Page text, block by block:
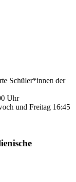
Schüler*innen der
Uhr
und Freitag 16:45